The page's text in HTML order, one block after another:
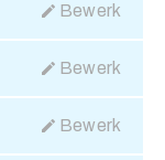
Bewerk
Bewerk
Bewerk